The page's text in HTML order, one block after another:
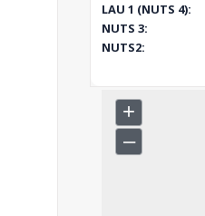
LAU 1 (NUTS 4):
NUTS 3:
NUTS2: